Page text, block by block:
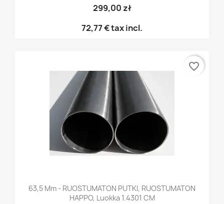
299,00 zł
72,77 €tax incl.
63,5 Mm - RUOSTUMATON PUTKI, RUOSTUMATON
HAPPO, Luokka 1.4301 CM
favorite_border